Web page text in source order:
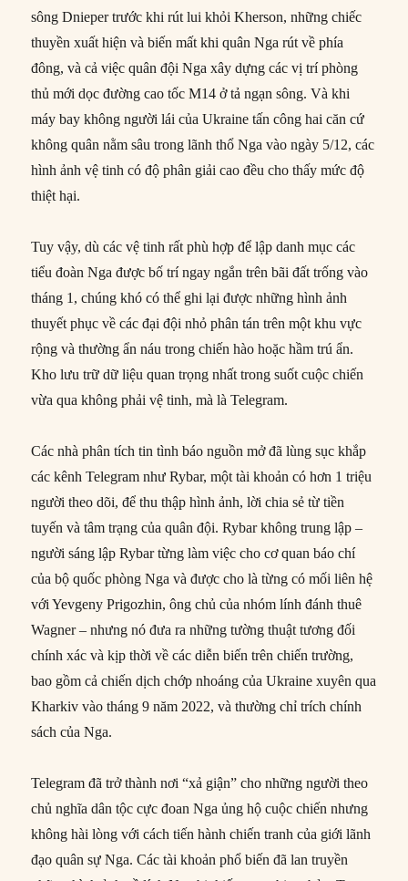
sông Dnieper trước khi rút lui khỏi Kherson, những chiếc
thuyền xuất hiện và biến mất khi quân Nga rút về phía
đông, và cả việc quân đội Nga xây dựng các vị trí phòng
thủ mới dọc đường cao tốc M14 ở tả ngạn sông. Và khi
máy bay không người lái của Ukraine tấn công hai căn cứ
không quân nằm sâu trong lãnh thổ Nga vào ngày 5/12, các
hình ảnh vệ tinh có độ phân giải cao đều cho thấy mức độ
thiệt hại.
Tuy vậy, dù các vệ tinh rất phù hợp để lập danh mục các
tiểu đoàn Nga được bố trí ngay ngắn trên bãi đất trống vào
tháng 1, chúng khó có thể ghi lại được những hình ảnh
thuyết phục về các đại đội nhỏ phân tán trên một khu vực
rộng và thường ẩn náu trong chiến hào hoặc hầm trú ẩn.
Kho lưu trữ dữ liệu quan trọng nhất trong suốt cuộc chiến
vừa qua không phải vệ tinh, mà là Telegram.
Các nhà phân tích tin tình báo nguồn mở đã lùng sục khắp
các kênh Telegram như Rybar, một tài khoản có hơn 1 triệu
người theo dõi, để thu thập hình ảnh, lời chia sẻ từ tiền
tuyến và tâm trạng của quân đội. Rybar không trung lập –
người sáng lập Rybar từng làm việc cho cơ quan báo chí
của bộ quốc phòng Nga và được cho là từng có mối liên hệ
với Yevgeny Prigozhin, ông chủ của nhóm lính đánh thuê
Wagner – nhưng nó đưa ra những tường thuật tương đối
chính xác và kịp thời về các diễn biến trên chiến trường,
bao gồm cả chiến dịch chớp nhoáng của Ukraine xuyên qua
Kharkiv vào tháng 9 năm 2022, và thường chỉ trích chính
sách của Nga.
Telegram đã trở thành nơi “xả giận” cho những người theo
chủ nghĩa dân tộc cực đoan Nga ủng hộ cuộc chiến nhưng
không hài lòng với cách tiến hành chiến tranh của giới lãnh
đạo quân sự Nga. Các tài khoản phổ biến đã lan truyền